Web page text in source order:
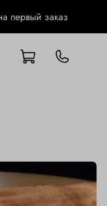
первый заказ